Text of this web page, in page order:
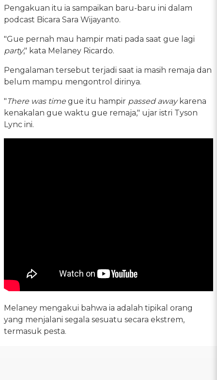
Pengakuan itu ia sampaikan baru-baru ini dalam
podcast Bicara Sara Wijayanto.
"Gue pernah mau hampir mati pada saat gue lagi
party," kata Melaney Ricardo.
Pengalaman tersebut terjadi saat ia masih remaja dan
belum mampu mengontrol dirinya.
"There was time gue itu hampir passed awaykarena
kenakalan gue waktu gue remaja," ujar istri Tyson
Lync ini.
Melaney mengakui bahwa ia adalah tipikal orang
yang menjalani segala sesuatu secara ekstrem,
termasuk pesta.